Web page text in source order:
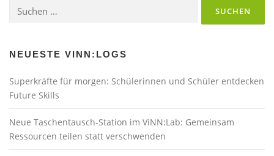
nach:
NEUESTE VINN:LOGS
Superkräfte für morgen: Schülerinnen und Schüler entdecken
Future Skills
Neue Taschentausch-Station im ViNN:Lab: Gemeinsam
Ressourcen teilen statt verschwenden